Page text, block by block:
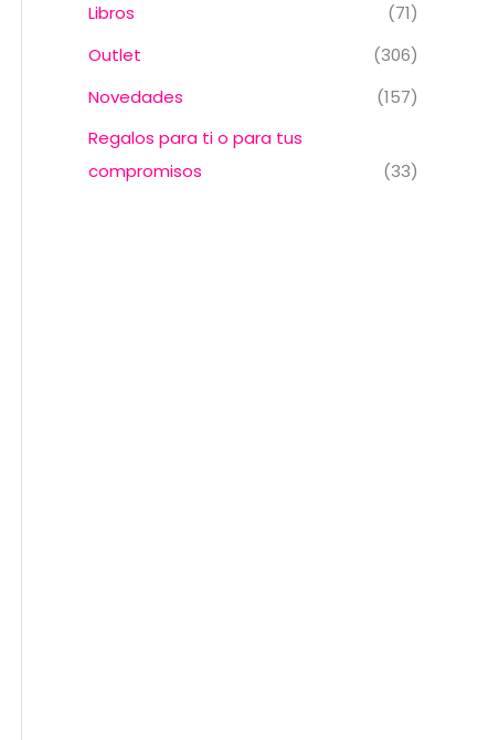
Libros
(71)
Outlet
(306)
Novedades
(157)
Regalos para ti o para tus
compromisos
(33)